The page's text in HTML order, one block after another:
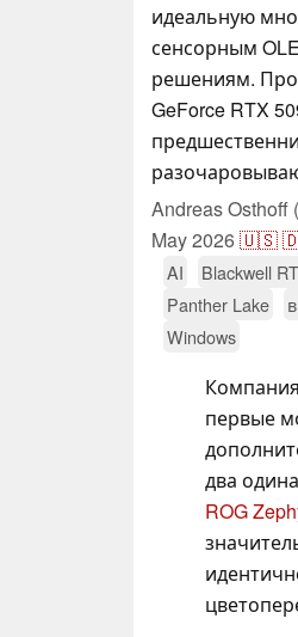
идеальную
сенсорным
решениям.
GeForce RTX
Andreas Osthoff (
May 2026🇺🇸
AI Blackwell
Panther Lake
Windows
первые
два
ROG